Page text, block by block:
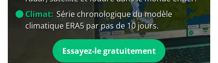
Climat: Série chronologique du modèle
climatique ERA5 par pas de 10 jours.
Essayez-le gratuitement